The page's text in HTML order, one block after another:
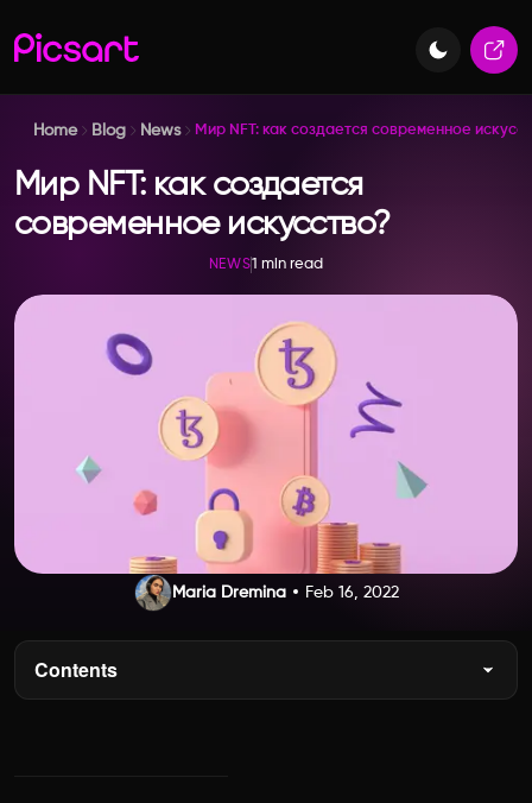
Home Blog News Мир NFT: как создается современное
Мир NFT: как создается
современное искусство?
NEWS1 min read
Maria Dremina Feb 16, 2022
Contents